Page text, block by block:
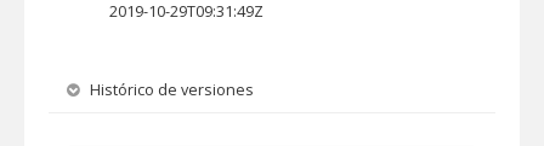
2019-10-29T09:31:49Z
Histórico de versiones